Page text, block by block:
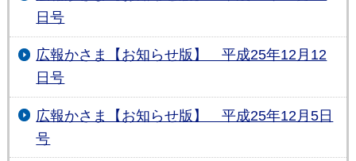
日号
広報かさま【お知らせ版】 平成25年12月12
日号
広報かさま【お知らせ版】 平成25年12月5日
号